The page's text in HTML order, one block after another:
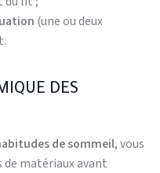
(une ou deux
DES
de sommeil, vous
matériaux avant